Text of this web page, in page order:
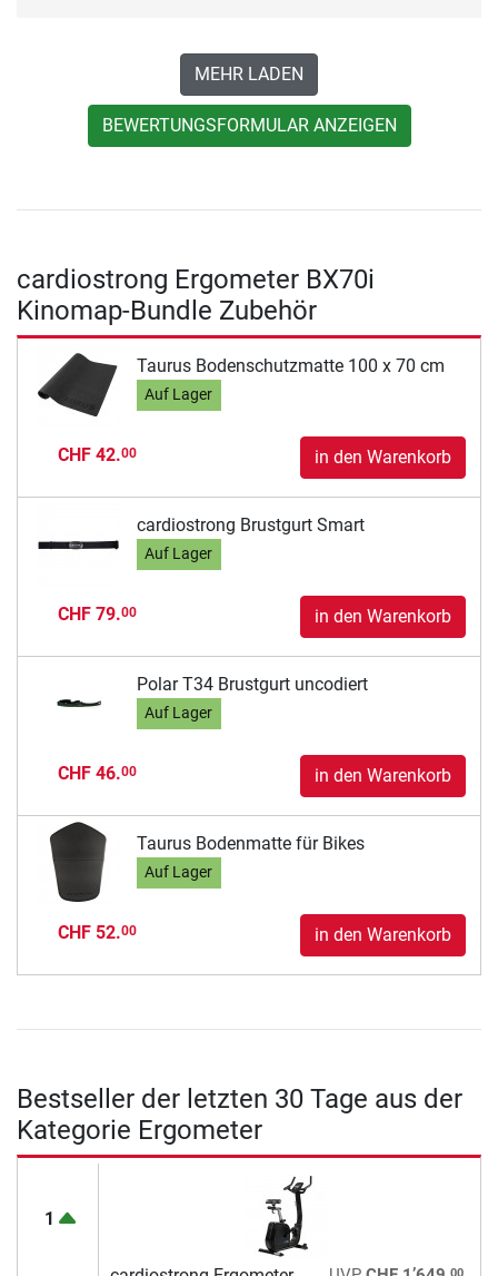
MEHR LADEN
BEWERTUNGSFORMULAR ANZEIGEN
cardiostrong Ergometer BX70i
Kinomap-Bundle Zubehör
Taurus Bodenschutzmatte 100 x 70 cm
Auf Lager
CHF 42.00 in den Warenkorb
cardiostrong Brustgurt Smart
Auf Lager
CHF 79.00 in den Warenkorb
Polar T34 Brustgurt uncodiert
Auf Lager
CHF 46.00 in den Warenkorb
Taurus Bodenmatte für Bikes
Auf Lager
CHF 52.00 in den Warenkorb
Bestseller der letzten 30 Tage aus der
Kategorie Ergometer
1
00